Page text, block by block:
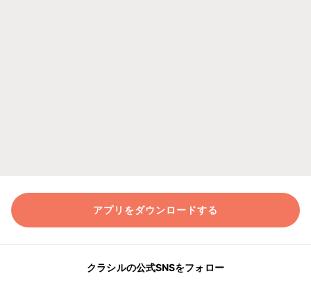
アプリをダウンロードする
クラシルの公式SNSをフォロー